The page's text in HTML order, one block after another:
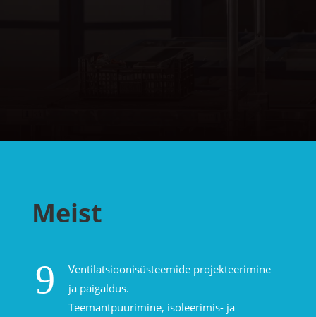
Meist
9
Ventilatsioonisüsteemide projekteerimine
ja paigaldus.
Teemantpuurimine, isoleerimis- ja